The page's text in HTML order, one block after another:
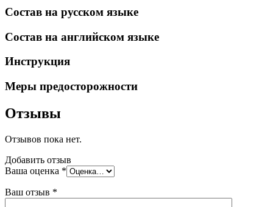
Состав на русском языке
Состав на английском языке
Инструкция
Меры предосторожности
Отзывы
Отзывов пока нет.
Добавить отзыв
Ваша оценка *
Ваш отзыв *